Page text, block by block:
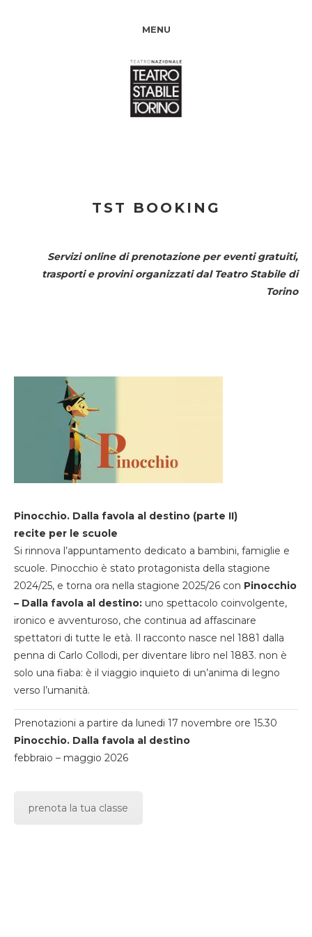
MENU
TST BOOKING
Servizi online di prenotazione per eventi gratuiti,
trasporti e provini organizzati dal Teatro Stabile di
Torino
Pinocchio. Dalla favola al destino (parte II)
recite per le scuole
Si rinnova l’appuntamento dedicato a bambini, famiglie e
scuole. Pinocchio è stato protagonista della stagione
2024/25, e torna ora nella stagione 2025/26 con Pinocchio
– Dalla favola al destino: uno spettacolo coinvolgente,
ironico e avventuroso, che continua ad affascinare
spettatori di tutte le età. Il racconto nasce nel 1881 dalla
penna di Carlo Collodi, per diventare libro nel 1883. non è
solo una fiaba: è il viaggio inquieto di un’anima di legno
verso l’umanità.
Prenotazioni a partire da lunedi 17 novembre ore 15.30
Pinocchio. Dalla favola al destino
febbraio – maggio 2026
prenota la tua classe